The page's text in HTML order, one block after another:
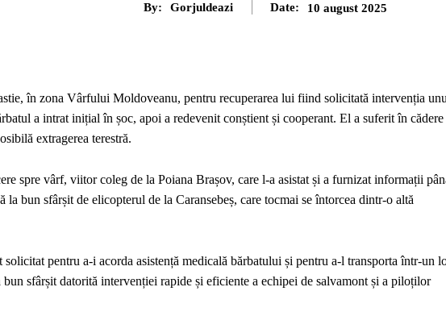
By: Gorjuldeazi Date: 10 august 2025
în zona Vârfului Moldoveanu, pentru recuperarea lui fiind solicitată intervenția
a intrat inițial în șoc, apoi a redevenit conștient și cooperant. El a suferit în cădere
extragerea terestră.
spre vârf, viitor coleg de la Poiana Brașov, care l-a asistat și a furnizat informații
la bun sfârșit de elicopterul de la Caransebeș, care tocmai se întorcea dintr-o altă
pentru a-i acorda asistență medicală bărbatului și pentru a-l transporta într-un
bun sfârșit datorită intervenției rapide și eficiente a echipei de salvamont și a piloților